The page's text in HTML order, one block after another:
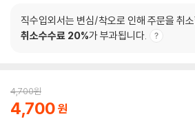
직수입외서는 변심/착오로 인해 주문을 취
취소수수료 20%가 부과됩니다.
4,700원
4,700